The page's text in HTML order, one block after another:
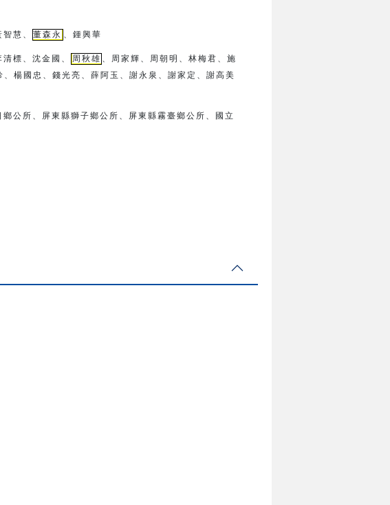
慧、 董森永 、鍾興華
標、沈金國、 周秋雄 、周家輝、周朝明、林梅君、 施
、楊國忠、錢光亮、薛阿玉、謝永泉、謝家定、 謝高美
鄉公所、屏東縣獅子鄉公所、 屏東縣霧臺鄉公所、
國立